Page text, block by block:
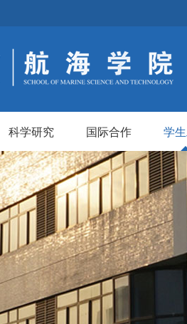
科学研究 国际合作 学